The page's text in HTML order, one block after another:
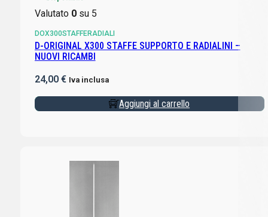
Valutato 0su 5
DOX300STAFFERADIALI
D-ORIGINAL X300 STAFFE SUPPORTO E RADIALINI –
NUOVI RICAMBI
24,00 € Iva inclusa
Aggiungi al carrello